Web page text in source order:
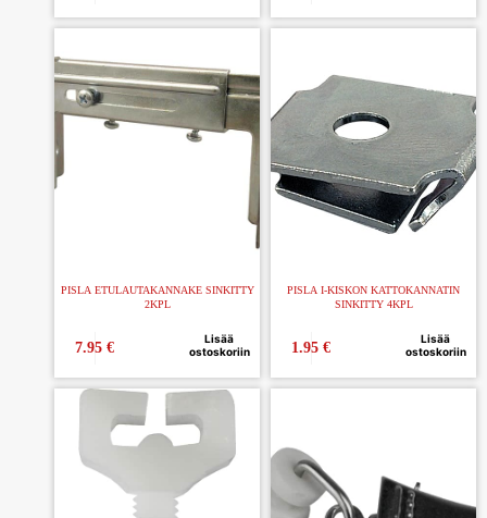
PISLA ETULAUTAKANNAKE SINKITTY
2KPL
7.95€
Lisää
ostoskoriin
PISLA I-KISKON KATTOKANNATIN
SINKITTY 4KPL
1.95€
Lisää
ostoskoriin